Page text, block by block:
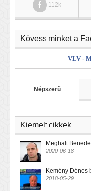
112k
Kövess minket a
VLV -
Népszerű
Kiemelt cikkek
Meghalt
2020-06-18
Kemény Dénes
2018-05-29